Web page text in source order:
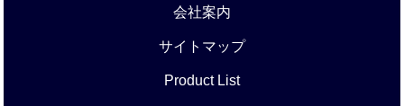
会社案内
サイトマップ
Product List